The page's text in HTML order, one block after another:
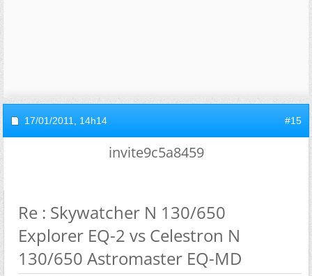
17/01/2011, 14h14 #15
invite9c5a8459
Re : Skywatcher N 130/650
Explorer EQ-2 vs Celestron N
130/650 Astromaster EQ-MD